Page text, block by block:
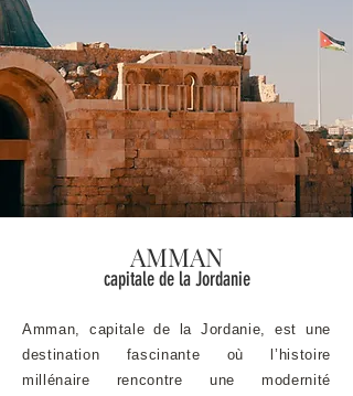
AMMAN
capitale de la Jordanie
Amman, capitale de la Jordanie, est une
destination fascinante où l’histoire
millénaire rencontre une modernité